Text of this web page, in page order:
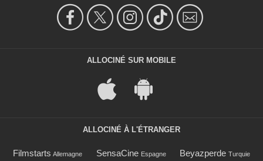
ALLOCINÉ SUR MOBILE
ALLOCINÉ À L'ÉTRANGER
Filmstarts Allemagne SensaCine Espagne Beyazperde Turquie